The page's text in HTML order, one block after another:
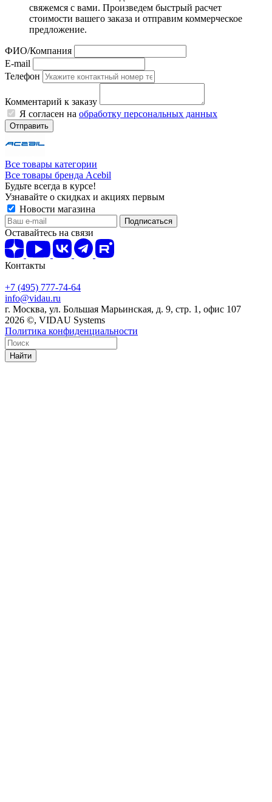
свяжемся с вами. Произведем быстрый расчет
стоимости вашего заказа и отправим коммерческое
предложение.
ФИО/Компания
E-mail
Телефон
Комментарий к заказу
Я согласен на обработку персональных данных
Отправить
Все товары категории
Все товары бренда Acebil
Будьте всегда в курсе!
Узнавайте о скидках и акциях первым
Новости магазина
Оставайтесь на связи
Контакты
+7 (495) 777-74-64
info@vidau.ru
г. Москва, ул. Большая Марьинская, д. 9, стр. 1, офис 107
2026 ©, VIDAU Systems
Политика конфиденциальности
Найти